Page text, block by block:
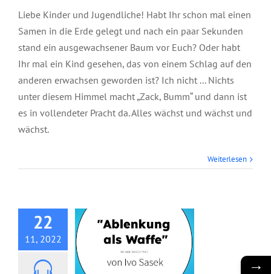
Liebe Kinder und Jugendliche! Habt Ihr schon mal einen
Samen in die Erde gelegt und nach ein paar Sekunden
stand ein ausgewachsener Baum vor Euch? Oder habt
Ihr mal ein Kind gesehen, das von einem Schlag auf den
anderen erwachsen geworden ist? Ich nicht ... Nichts
unter diesem Himmel macht „Zack, Bumm“ und dann ist
es in vollendeter Pracht da. Alles wächst und wächst und
wächst.
Weiterlesen
22
11, 2022
→